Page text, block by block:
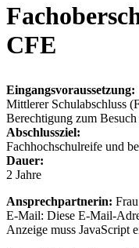
CFE
Eingangsvoraussetzung:
Mittlerer Schulabschluss
Berechtigung zum
Abschlussziel:
Fachhochschulreife und
Dauer:
2 Jahre
Ansprechpartnerin:
E-Mail: Diese E-Mail-
Anzeige muss JavaScript